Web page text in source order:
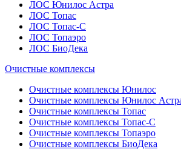
ЛОС Юнилос Астра
ЛОС Топас
ЛОС Топас-С
ЛОС Топаэро
ЛОС БиоДека
Очистные комплексы
Очистные комплексы Юнилос
Очистные комплексы Юнилос
Очистные комплексы Топас
Очистные комплексы Топас-С
Очистные комплексы Топаэро
Очистные комплексы БиоДека